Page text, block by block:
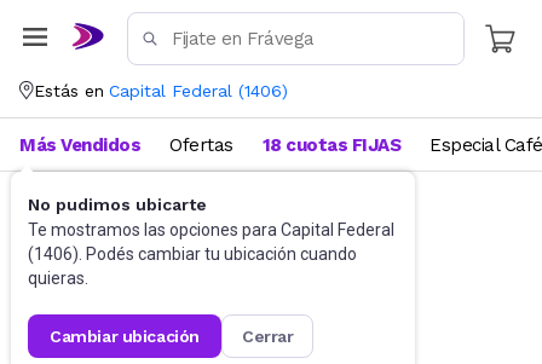
Estás en Capital Federal (1406)
No pudimos ubicarte
Te mostramos las opciones para Capital Federal
(1406). Podés cambiar tu ubicación cuando
quieras.
cambiar ubicación cerrar
Más Vendidos Ofertas 18 cuotas FIJAS Especial Café
Gaming PC Mouses